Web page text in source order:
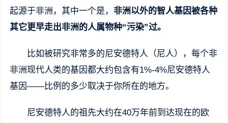
起源于非洲，其中一个是， 非洲以外的智人基因被各种
其它更早走出非洲的人属物种“污染”过。
比如被研究非常多的尼安德特人（尼人），每个非
非洲现代人类的基因都大约包含有1%-4%尼安德特人
基因——比例的多少取决于你所在的地方。
尼安德特人的祖先大约在40万年前到达现在的欧